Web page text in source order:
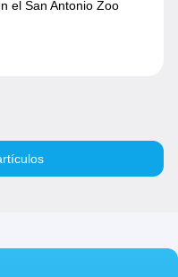
el San Antonio Zoo